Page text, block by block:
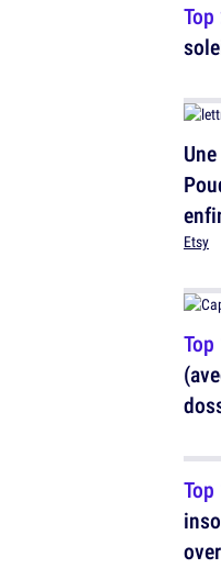
Top
Etsy
Top
over